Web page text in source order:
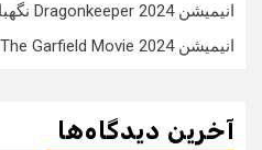
انیمیشن Dragonkeeper 2024 نگهبان اژدها
انیمیشن The Garfield Movie 2024 گارفیلد
آخرین دیدگاه‌ها